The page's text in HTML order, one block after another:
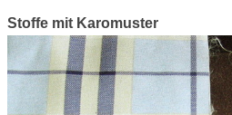
Stoffe mit Karomuster